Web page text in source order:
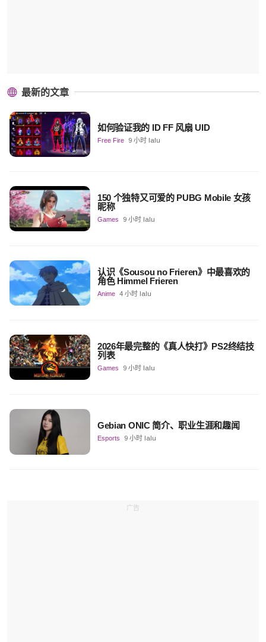
最新的文章
如何验证我的 ID FF 风扇 UID
Free Fire 9 小时 lalu
150 个独特又可爱的 PUBG Mobile 女孩
昵称
Games 9 小时 lalu
认识《Sousou no Frieren》中最喜欢的
角色 Himmel Frieren
Anime 4 小时 lalu
2026年最完整的《真人快打》PS2终结技
列表
Games 9 小时 lalu
Gebian ONIC 简介、职业生涯和趣闻
Esports 9 小时 lalu
广告